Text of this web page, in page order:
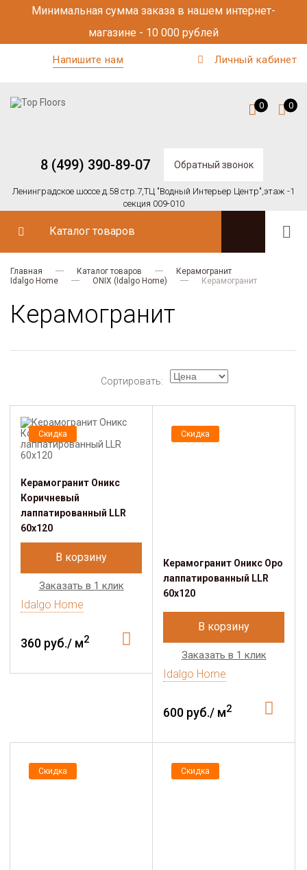
Минимальная сумма заказа в нашем интернет-
магазине - 10 000 рублей
Напишите нам Личный кабинет
8 (499) 390-89-07 Обратный звонок
Ленинградское шоссе д.58 стр.7,ТЦ "Водный Интерьер Центр",этаж -1
секция 009-010
0 0
Каталог товаров
Главная Каталог товаров
Керамогранит
Idalgo Home
ONIX (Idalgo Home) Керамогранит
Керамогранит
Сортировать:
Скидка
Керамогранит Оникс
Коричневый
лаппатированный LLR
60x120
В корзину
Заказать в 1 клик
Idalgo Home
360 руб./ м2
Скидка
Керамогранит Оникс Оро
лаппатированный LLR
60x120
В корзину
Заказать в 1 клик
Idalgo Home
600 руб./ м2
Скидка Скидка